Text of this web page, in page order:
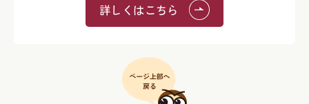
詳しくはこちら